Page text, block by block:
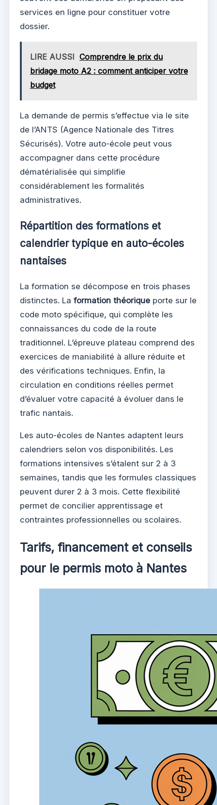
services en ligne pour constituer votre
dossier.
LIRE AUSSI Comprendre le prix du
bridage moto A2 : comment anticiper votre
budget
La demande de permis s’effectue via le site
de l’ANTS (Agence Nationale des Titres
Sécurisés). Votre auto-école peut vous
accompagner dans cette procédure
dématérialisée qui simplifie
considérablement les formalités
administratives.
Répartition des formations et
calendrier typique en auto-écoles
nantaises
La formation se décompose en trois phases
distinctes. La formation théorique porte sur le
code moto spécifique, qui complète les
connaissances du code de la route
traditionnel. L’épreuve plateau comprend des
exercices de maniabilité à allure réduite et
des vérifications techniques. Enfin, la
circulation en conditions réelles permet
d’évaluer votre capacité à évoluer dans le
trafic nantais.
Les auto-écoles de Nantes adaptent leurs
calendriers selon vos disponibilités. Les
formations intensives s’étalent sur 2 à 3
semaines, tandis que les formules classiques
peuvent durer 2 à 3 mois. Cette flexibilité
permet de concilier apprentissage et
contraintes professionnelles ou scolaires.
Tarifs, financement et conseils
pour le permis moto à Nantes